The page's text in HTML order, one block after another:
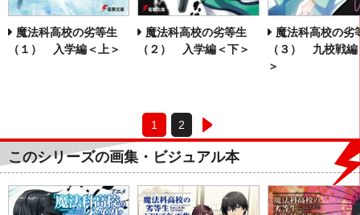
魔法科高校の劣等生
（１） 入学編＜上＞
魔法科高校の劣等生
（２） 入学編＜下＞
魔法科高校の劣
（３） 九校戦編
＞
1 2
このシリーズの画集・ビジュアル本